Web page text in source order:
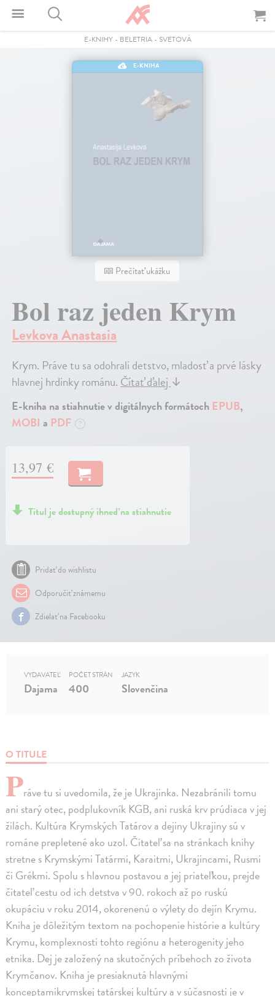
E-KNIHY- BELETRIA- SVETOVÁ
E-KNIHA
Prečítať ukážku
Bol raz jeden Krym
Levkova Anastasia
Krym. Práve tu sa odohrali detstvo, mladosť a prvé lásky
hlavnej hrdinky románu. Čítať ďalej ↓
E-kniha na stiahnutie v digitálnych formátoch EPUB,
MOBI a PDF ?
13,97 €
Titul je dostupný ihneď na stiahnutie
Pridať do wishlistu
Odporučiť známemu
Zdielať na Facebooku
O TITULE
Práve tu si uvedomila, že je Ukrajinka. Nezabránili tomu
ani starý otec, podplukovník KGB, ani ruská krv prúdiaca v jej
žilách. Kultúra Krymských Tatárov a dejiny Ukrajiny sú v
románe prepletené ako uzol. Čitateľ sa na stránkach knihy
stretne s Krymskými Tatármi, Karaitmi, Ukrajincami, Rusmi
či Grékmi. Spolu s hlavnou postavou a jej priateľkou, prejde
čitateľ cestu od ich detstva v 90. rokoch až po ruskú
okupáciu v roku 2014, okorenenú o výlety do dejín Krymu.
Kniha je dôležitým textom na pochopenie histórie a kultúry
Krymu, komplexnosti tohto regiónu a heterogenity jeho
etnika. Dej je založený na skutočných príbehoch zo života
Krymčanov. Kniha je presiaknutá hlavnými
konceptamikrymskej tatárskej kultúry a v súčasnosti je v
VYDAVATEĽ
Dajama
POČET STRÁN
400
JAZYK
Slovenčina